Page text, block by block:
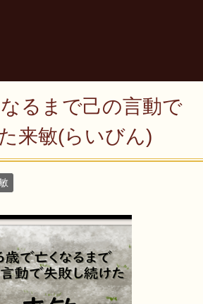
るまで己の言動で
来敏(らいびん)